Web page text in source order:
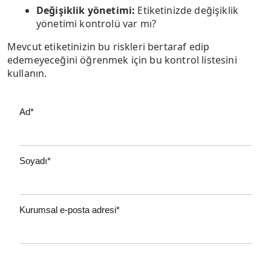
Değişiklik yönetimi: Etiketinizde değişiklik
yönetimi kontrolü var mı?
Mevcut etiketinizin bu riskleri bertaraf edip
edemeyeceğini öğrenmek için bu kontrol listesini
kullanın.